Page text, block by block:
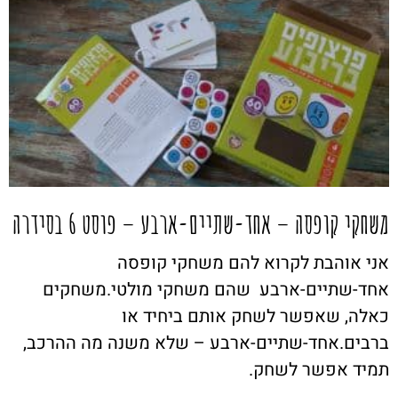
משחקי קופסה – אחד-שתיים-ארבע – פוסט 6 בסידרה
אני אוהבת לקרוא להם משחקי קופסה
אחד-שתיים-ארבע שהם משחקי מולטי.משחקים
כאלה, שאפשר לשחק אותם ביחיד או
ברבים.אחד-שתיים-ארבע – שלא משנה מה ההרכב,
תמיד אפשר לשחק.